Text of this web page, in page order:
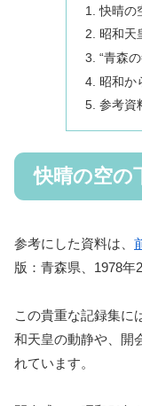
快晴の
昭和天
“青森
昭和か
参考資
快晴の空の
参考にした資料は、
版：青森県、1978年2
この貴重な記録集に
和天皇の動静や、開
れています。